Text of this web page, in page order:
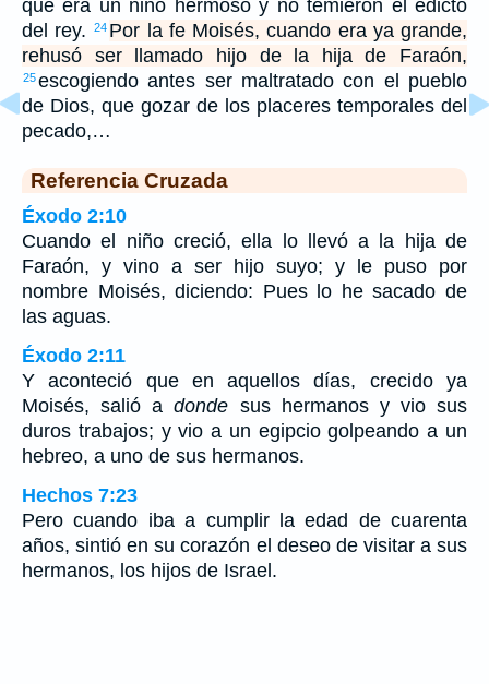
que era un niño hermoso y no temieron el edicto
del rey.
24 Por la fe Moisés, cuando era ya grande,
rehusó ser llamado hijo de la hija de Faraón,
25escogiendo antes ser maltratado con el pueblo
de Dios, que gozar de los placeres temporales del
pecado,…
Referencia Cruzada
Éxodo 2:10
Cuando el niño creció, ella lo llevó a la hija de
Faraón, y vino a ser hijo suyo; y le puso por
nombre Moisés, diciendo: Pues lo he sacado de
las aguas.
Éxodo 2:11
Y aconteció que en aquellos días, crecido ya
Moisés, salió adonde sus hermanos y vio sus
duros trabajos; y vio a un egipcio golpeando a un
hebreo, a uno de sus hermanos.
Hechos 7:23
Pero cuando iba a cumplir la edad de cuarenta
años, sintió en su corazón el deseo de visitar a sus
hermanos, los hijos de Israel.